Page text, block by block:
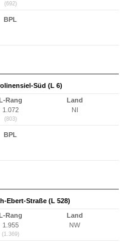
(692)
BPL
Süd (L 6)
L-Rang
1.072
(803)
Land
NI
BPL
Ebert-Straße (L 528)
L-Rang
1.955
(1.369)
Land
NW